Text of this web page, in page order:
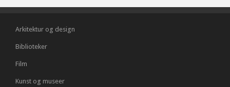
Arkitektur og design
Biblioteker
Film
Kunst og museer